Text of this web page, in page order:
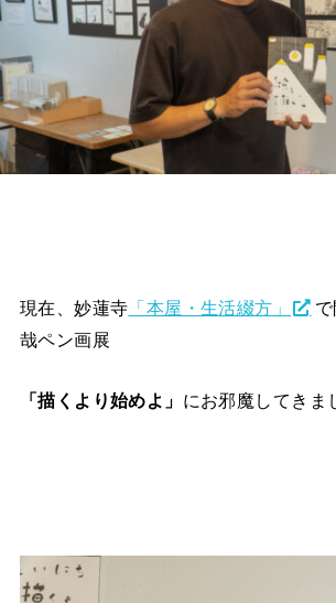
現在、妙蓮寺 「本屋・生活綴方」
哉ペン画展
「描くより始めよ」 にお邪魔してきま